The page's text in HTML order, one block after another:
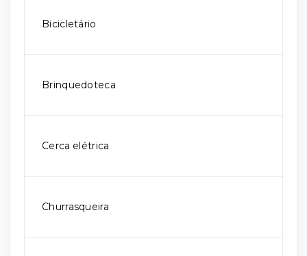
Bicicletário
Brinquedoteca
Cerca elétrica
Churrasqueira